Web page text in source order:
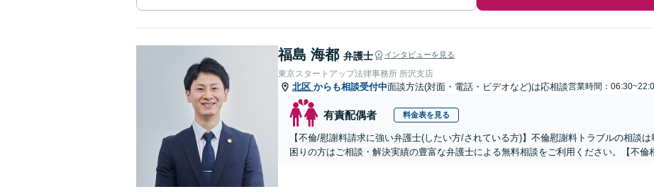
福島 海都 弁護士 インタビューを見る
東京スタートアップ法律事務所 所沢支店
北区 からも相談受付中面談方法(対面・電話・ビデオなど)は応相談営業時間：
有責配偶者 料金表を見る
【不倫/慰謝料請求に強い弁護士(したい方/されている方)】不倫慰謝料トラブルの相談
困りの方はご相談・解決実績の豊富な弁護士による無料相談をご利用ください。【不倫